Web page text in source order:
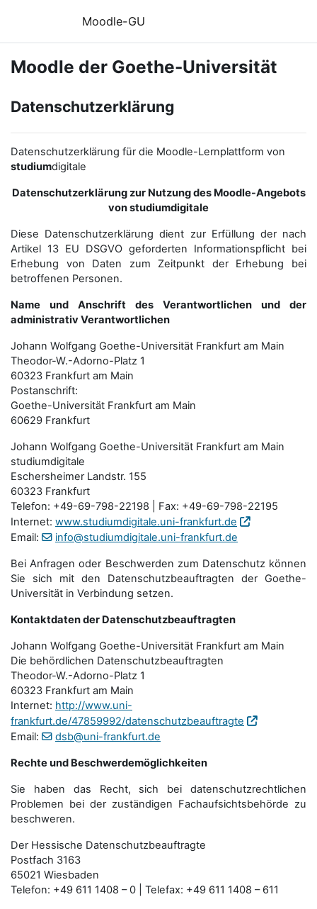
Moodle-GU
Moodle der Goethe-Universität
Datenschutzerklärung
Datenschutzerklärung für die Moodle-Lernplattform von
studiumdigitale
Datenschutzerklärung zur Nutzung des Moodle-Angebots
von studiumdigitale
Diese Datenschutzerklärung dient zur Erfüllung der nach
Artikel 13 EU DSGVO geforderten Informationspflicht bei
Erhebung von Daten zum Zeitpunkt der Erhebung bei
betroffenen Personen.
Name und Anschrift des Verantwortlichen und der
administrativ Verantwortlichen
Johann Wolfgang Goethe-Universität Frankfurt am Main
Theodor-W.-Adorno-Platz 1
60323 Frankfurt am Main
Postanschrift:
Goethe-Universität Frankfurt am Main
60629 Frankfurt
Johann Wolfgang Goethe-Universität Frankfurt am Main
studiumdigitale
Eschersheimer Landstr. 155
60323 Frankfurt
Telefon: +49-69-798-22198 | Fax: +49-69-798-22195
Internet: www.studiumdigitale.uni-frankfurt.de
Email:
info@studiumdigitale.uni-frankfurt.de
Bei Anfragen oder Beschwerden zum Datenschutz können
Sie sich mit den Datenschutz­beauftragten der Goethe-
Universität in Verbindung setzen.
Kontaktdaten der Datenschutzbeauftragten
Johann Wolfgang Goethe-Universität Frankfurt am Main
Die behördlichen Datenschutzbeauftragten
Theodor-W.-Adorno-Platz 1
60323 Frankfurt am Main
Internet: http://www.uni-
frankfurt.de/47859992/datenschutzbeauftragte
Email:
dsb@uni-frankfurt.de
Rechte und Beschwerdemöglichkeiten
Sie haben das Recht, sich bei datenschutzrechtlichen
Problemen bei der zuständigen Fachauf­sichts­behörde zu
beschweren.
Der Hessische Datenschutzbeauftragte
Postfach 3163
65021 Wiesbaden
Telefon: +49 611 1408 – 0 | Telefax: +49 611 1408 – 611